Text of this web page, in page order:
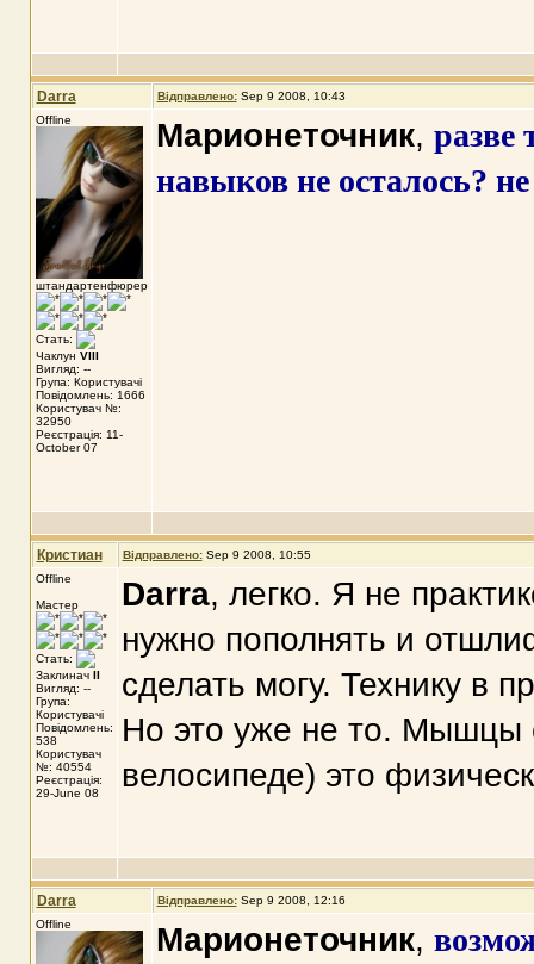
Darra Відправлено: Sep 9 2008, 10:43
Offline
штандартенфюрер
Стать:
Чаклун VIII
Вигляд: --
Група: Користувачі
Повідомлень: 1666
Користувач №:
32950
Реєстрація: 11-
October 07
Марионеточник, разве
навыков не осталось?
Кристиан Відправлено: Sep 9 2008, 10:55
Offline
Мастер
Стать:
Заклинач II
Вигляд: --
Група:
Користувачі
Повідомлень:
538
Користувач
№: 40554
Реєстрація:
29-June 08
Darra, легко. Я не
нужно пополнять и
сделать могу. Технику в
Но это уже не то. Мышцы
велосипеде) это
Darra Відправлено: Sep 9 2008, 12:16
Offline
Марионеточник,